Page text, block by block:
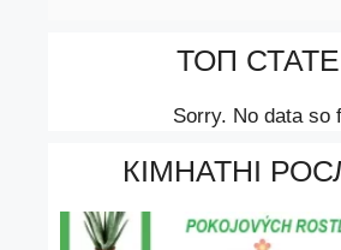
ТОП
Sorry. No data so
КІМНАТНІ